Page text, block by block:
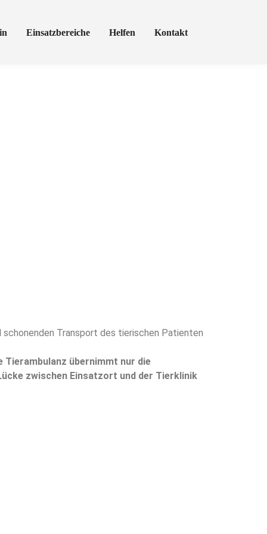
Einsatzbereiche Helfen Kontakt
Transport des tierischen Patienten
Tierambulanz übernimmt nur die
zwischen Einsatzort und der Tierklinik